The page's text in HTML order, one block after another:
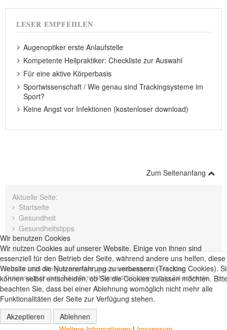
LESER EMPFEHLEN
Augenoptiker erste Anlaufstelle
Kompetente Heilpraktiker: Checkliste zur Auswahl
Für eine aktive Körperbasis
Sportwissenschaft / Wie genau sind Trackingsysteme im
Sport?
Keine Angst vor Infektionen (kostenloser download)
Zum Seitenanfang
Aktuelle Seite:
Startseite
Gesundheit
Gesundheitstipps
© 2004-2026 All rights reserved |gesundheitswirtschaft.info | Das
Onlinemagazin zum Zukunftsmarkt Gesundheit| powered by2st-online.de
Wir benutzen Cookies
Wir nutzen Cookies auf unserer Website. Einige von ihnen sind
essenziell für den Betrieb der Seite, während andere uns helfen, diese
Website und die Nutzererfahrung zu verbessern (Tracking Cookies).
können selbst entscheiden, ob Sie die Cookies zulassen möchten.
beachten Sie, dass bei einer Ablehnung womöglich nicht mehr alle
Funktionalitäten der Seite zur Verfügung stehen.
Akzeptieren
Ablehnen